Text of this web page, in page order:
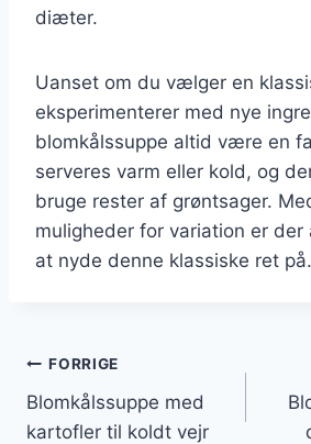
diæter.
Uanset om du vælger en
eksperimenterer med nye
blomkålssuppe altid være en
serveres varm eller kold, og
bruge rester af grøntsager.
muligheder for variation er der
at nyde denne klassiske ret på.
Indlægsnavigation
FORRIGE
Blomkålssuppe med
kartofler til koldt vejr